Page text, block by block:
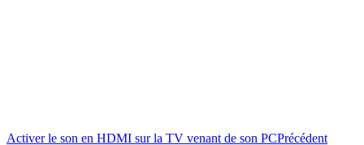
Activer le son en HDMI sur la TV venant de son PCPrécédent